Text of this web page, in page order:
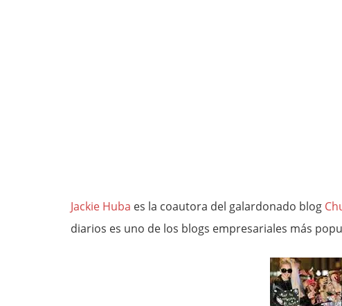
Jackie Huba es la coautora del galardonado blog
diarios es uno de los blogs empresariales más